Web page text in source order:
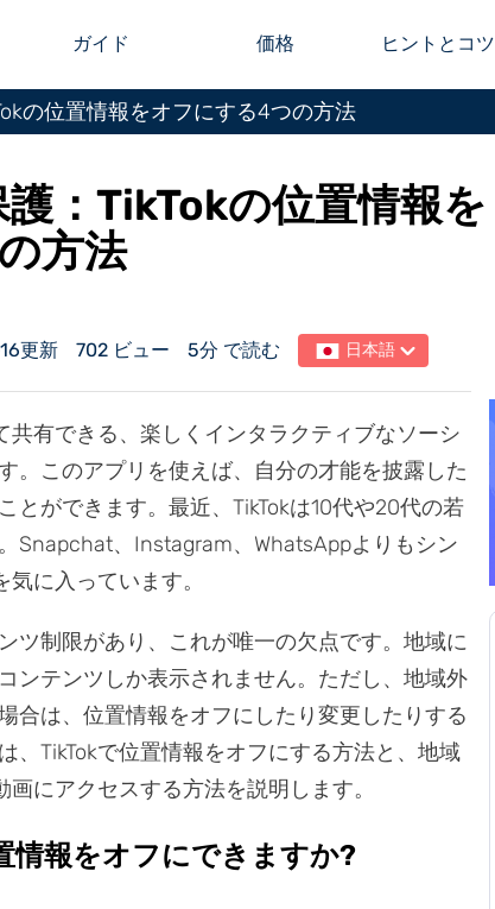
ガイド 価格 ヒントとコツ
の位置情報をオフにする4つの方法
：TikTokの位置情報を
方法
更新 702 ビュー 5分 で読む 日本語
共有できる、楽しくインタラクティブなソーシ
。このアプリを使えば、自分の才能を披露した
とができます。最近、TikTokは10代や20代の若
Snapchat、Instagram、WhatsAppよりもシン
に入っています。
ツ制限があり、これが唯一の欠点です。地域に
ンテンツしか表示されません。ただし、地域外
合は、位置情報をオフにしたり変更したりする
、TikTokで位置情報をオフにする方法と、地域
にアクセスする方法を説明します。
情報をオフにできますか?